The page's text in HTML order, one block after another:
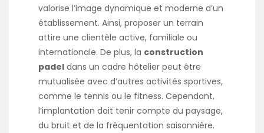
valorise l’image dynamique et moderne d’un
établissement. Ainsi, proposer un terrain
attire une clientèle active, familiale ou
internationale. De plus, la construction
padel dans un cadre hôtelier peut être
mutualisée avec d’autres activités sportives,
comme le tennis ou le fitness. Cependant,
l’implantation doit tenir compte du paysage,
du bruit et de la fréquentation saisonnière.